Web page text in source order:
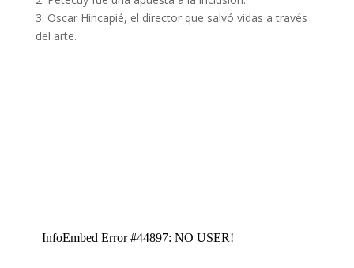
3. Oscar Hincapié, el director que salvó vidas a través
del arte.